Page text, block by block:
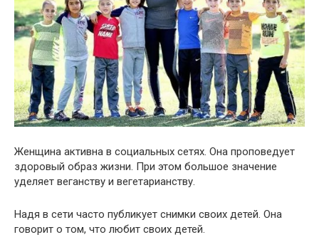
Женщина активна в социальных сетях. Она проповедует
здоровый образ жизни. При этом большое значение
уделяет веганству и вегетарианству.
Надя в сети часто публикует снимки своих детей. Она
говорит о том, что любит своих детей.